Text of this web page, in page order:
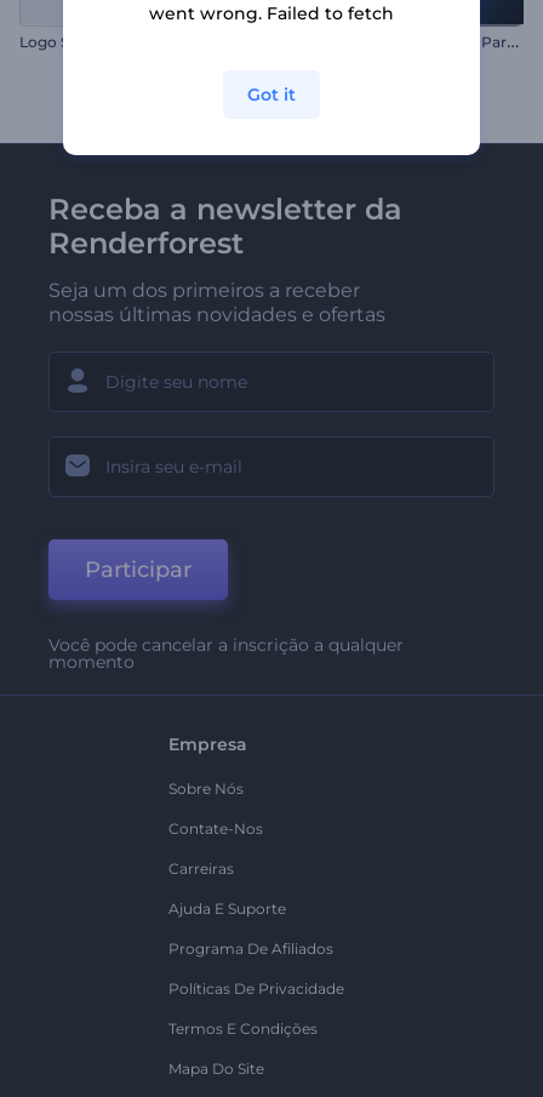
Logo Superfície Limpa L
ogotipo Explosão Energia Partículas
Receba a newsletter da
Renderforest
Seja um dos primeiros a receber
nossas últimas novidades e ofertas
Participar
Você pode cancelar a inscrição a qualquer
momento
Empresa
Sobre Nós
Contate-Nos
Carreiras
Ajuda E Suporte
Programa De Afiliados
Políticas De Privacidade
Termos E Condições
Mapa Do Site
went wrong. Failed to fetch
Got it